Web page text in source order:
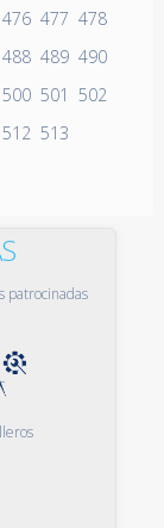
476 477 478
488 489 490
500 501 502
512 513
patrocinadas